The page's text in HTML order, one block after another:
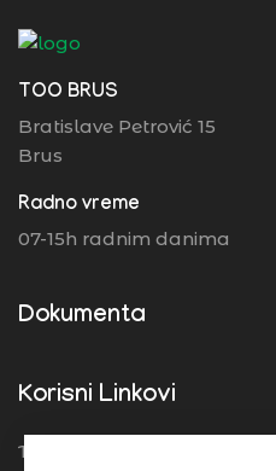
TOO BRUS
Bratislave Petrović 15
Brus
Radno vreme
07-15h radnim danima
Dokumenta
Korisni Linkovi
Turistička organizacija Srbije